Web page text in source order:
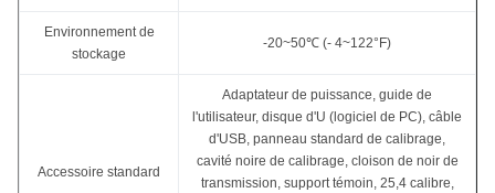
Environnement de
stockage
-20~50℃ (- 4~122°F)
Accessoire standard
Adaptateur de puissance, guide de
l'utilisateur, disque d'U (logiciel de PC), câble
d'USB, panneau standard de calibrage,
cavité noire de calibrage, cloison de noir de
transmission, support témoin, 25,4 calibre,